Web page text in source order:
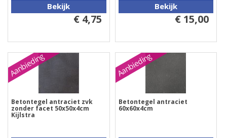
Bekijk
€ 4,75
Bekijk
€ 15,00
Aanbieding
Betontegel antraciet zvk
zonder facet 50x50x4cm
Kijlstra
Aanbieding
Betontegel antraciet
60x60x4cm